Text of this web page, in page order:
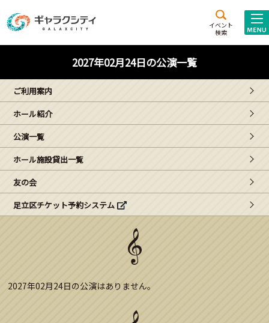
イベント
検索
施設案内
西新井
文化ホール
ギャラクシティとは
こどもみーてぃんぐ
Gがくえん
ブランドからのお知らせ
2027年02月24日の公演一覧
ご利用案内
ホール紹介
公演一覧
ホール施設貸出一覧
友の会
足立区チケット予約システム
2027年02月24日の公演はありません。